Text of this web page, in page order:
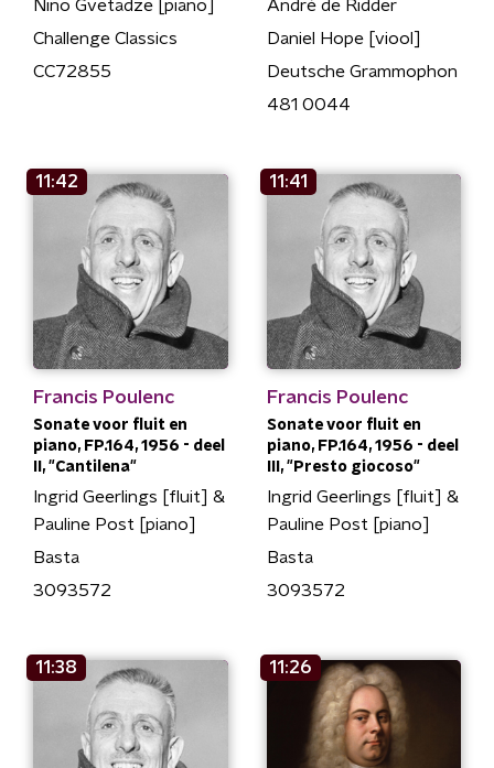
Nino Gvetadze [piano]
Challenge Classics
CC72855
André de Ridder
Daniel Hope [viool]
Deutsche Grammophon
481 0044
11:42
Francis Poulenc
Sonate voor fluit en
piano, FP.164, 1956 - deel
II, "Cantilena"
Ingrid Geerlings [fluit] &
Pauline Post [piano]
Basta
3093572
11:41
Francis Poulenc
Sonate voor fluit en
piano, FP.164, 1956 - deel
III, "Presto giocoso"
Ingrid Geerlings [fluit] &
Pauline Post [piano]
Basta
3093572
11:38 11:26